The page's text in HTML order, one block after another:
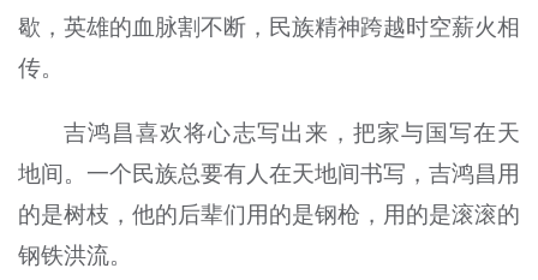
歇，英雄的血脉割不断，民族精神跨越时空薪火相
传。
吉鸿昌喜欢将心志写出来，把家与国写在天
地间。一个民族总要有人在天地间书写，吉鸿昌用
的是树枝，他的后辈们用的是钢枪，用的是滚滚的
钢铁洪流。